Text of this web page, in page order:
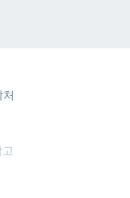
처